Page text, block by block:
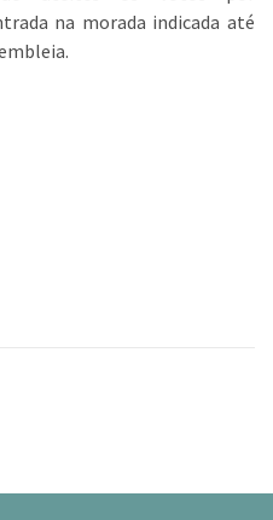
na morada indicada até